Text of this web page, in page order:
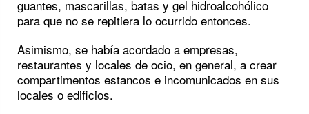
guantes, mascarillas, batas y gel hidroalcohólico
para que no se repitiera lo ocurrido entonces.
Asimismo, se había acordado a empresas,
restaurantes y locales de ocio, en general, a crear
compartimentos estancos e incomunicados en sus
locales o edificios.